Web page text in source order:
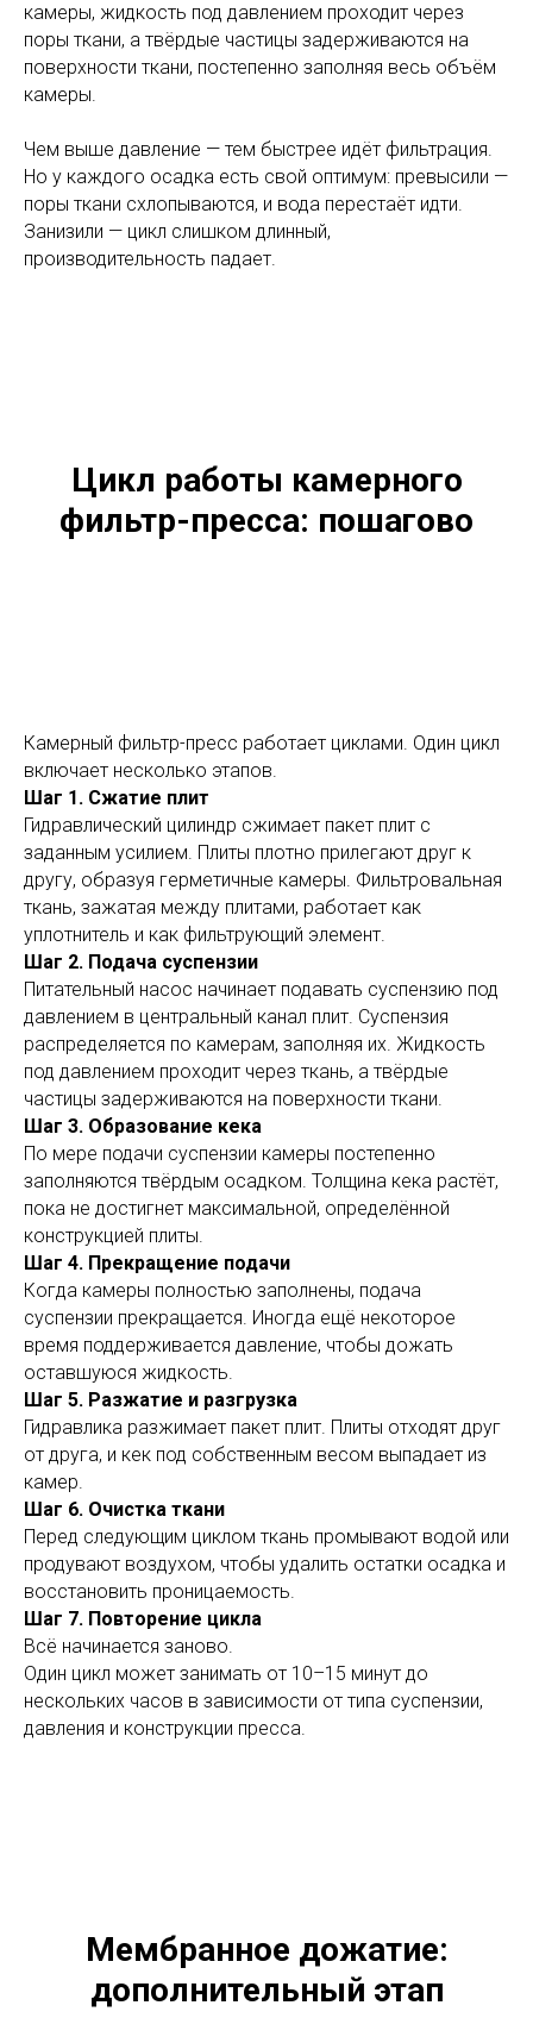
камеры, жидкость под давлением проходит через
поры ткани, а твёрдые частицы задерживаются на
поверхности ткани, постепенно заполняя весь объём
камеры.
Чем выше давление — тем быстрее идёт фильтрация.
Но у каждого осадка есть свой оптимум: превысили —
поры ткани схлопываются, и вода перестаёт идти.
Занизили — цикл слишком длинный,
производительность падает.
Цикл работы камерного
фильтр-пресса: пошагово
Камерный фильтр-пресс работает циклами. Один цикл
включает несколько этапов.
Шаг 1. Сжатие плит
Гидравлический цилиндр сжимает пакет плит с
заданным усилием. Плиты плотно прилегают друг к
другу, образуя герметичные камеры. Фильтровальная
ткань, зажатая между плитами, работает как
уплотнитель и как фильтрующий элемент.
Шаг 2. Подача суспензии
Питательный насос начинает подавать суспензию под
давлением в центральный канал плит. Суспензия
распределяется по камерам, заполняя их. Жидкость
под давлением проходит через ткань, а твёрдые
частицы задерживаются на поверхности ткани.
Шаг 3. Образование кека
По мере подачи суспензии камеры постепенно
заполняются твёрдым осадком. Толщина кека растёт,
пока не достигнет максимальной, определённой
конструкцией плиты.
Шаг 4. Прекращение подачи
Когда камеры полностью заполнены, подача
суспензии прекращается. Иногда ещё некоторое
время поддерживается давление, чтобы дожать
оставшуюся жидкость.
Шаг 5. Разжатие и разгрузка
Гидравлика разжимает пакет плит. Плиты отходят друг
от друга, и кек под собственным весом выпадает из
камер.
Шаг 6. Очистка ткани
Перед следующим циклом ткань промывают водой или
продувают воздухом, чтобы удалить остатки осадка и
восстановить проницаемость.
Шаг 7. Повторение цикла
Всё начинается заново.
Один цикл может занимать от 10–15 минут до
нескольких часов в зависимости от типа суспензии,
давления и конструкции пресса.
Мембранное дожатие:
дополнительный этап